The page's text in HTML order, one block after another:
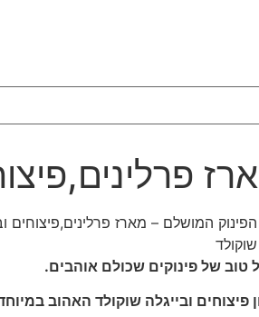
הפינוק המושלם – מארז פרלינים,פיצוחים
של פינוקים שכולם אוהבים.
פיצוחים ובייגלה שוקולד האהוב